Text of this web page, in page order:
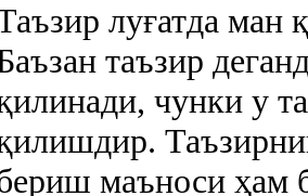
луғатда ман
таъзир
чунки у
маъноси ҳам